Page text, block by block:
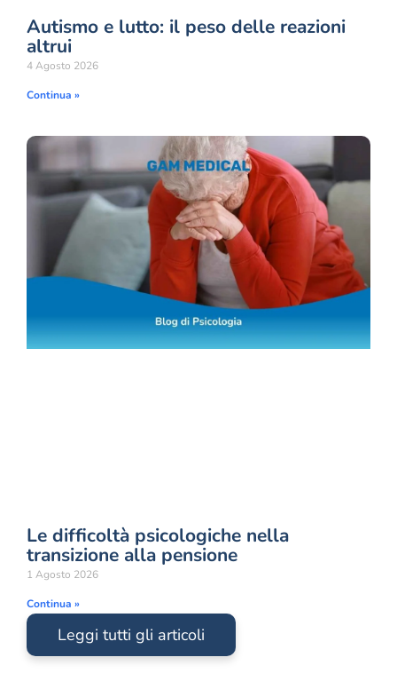
Autismo e lutto: il peso delle reazioni
altrui
4 Agosto 2026
Continua »
Le difficoltà psicologiche nella
transizione alla pensione
1 Agosto 2026
Continua »
Leggi tutti gli articoli